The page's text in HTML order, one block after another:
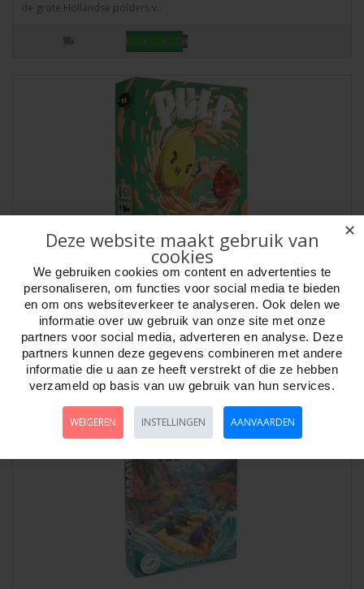
de grote Hollandse polders v..
PULP - Kaartspel JD
Artikelnr:
PULP - Kaartspel JDMix de juiste ingrediënten, maak impactvolle
combo’s en verpletter je tegenstande..
✕
Deze website maakt gebruik van
cookies
We gebruiken cookies om content en advertenties te
personaliseren, om functies voor social media te bieden
en om ons websiteverkeer te analyseren. Ook delen we
informatie over uw gebruik van onze site met onze
partners voor social media, adverteren en analyse. Deze
partners kunnen deze gegevens combineren met andere
informatie die u aan ze heeft verstrekt of die ze hebben
verzameld op basis van uw gebruik van hun services.
WEIGEREN INSTELLINGEN AANVAARDEN